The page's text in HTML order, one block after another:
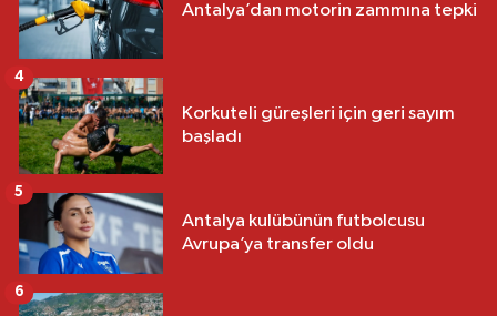
Antalya’dan motorin zammına tepki
Korkuteli güreşleri için geri sayım
başladı
4
Antalya kulübünün futbolcusu
Avrupa’ya transfer oldu
5
6